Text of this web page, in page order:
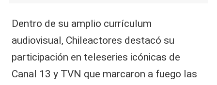
Dentro de su amplio currículum
audiovisual, Chileactores destacó su
participación en teleseries icónicas de
Canal 13 y TVN que marcaron a fuego las